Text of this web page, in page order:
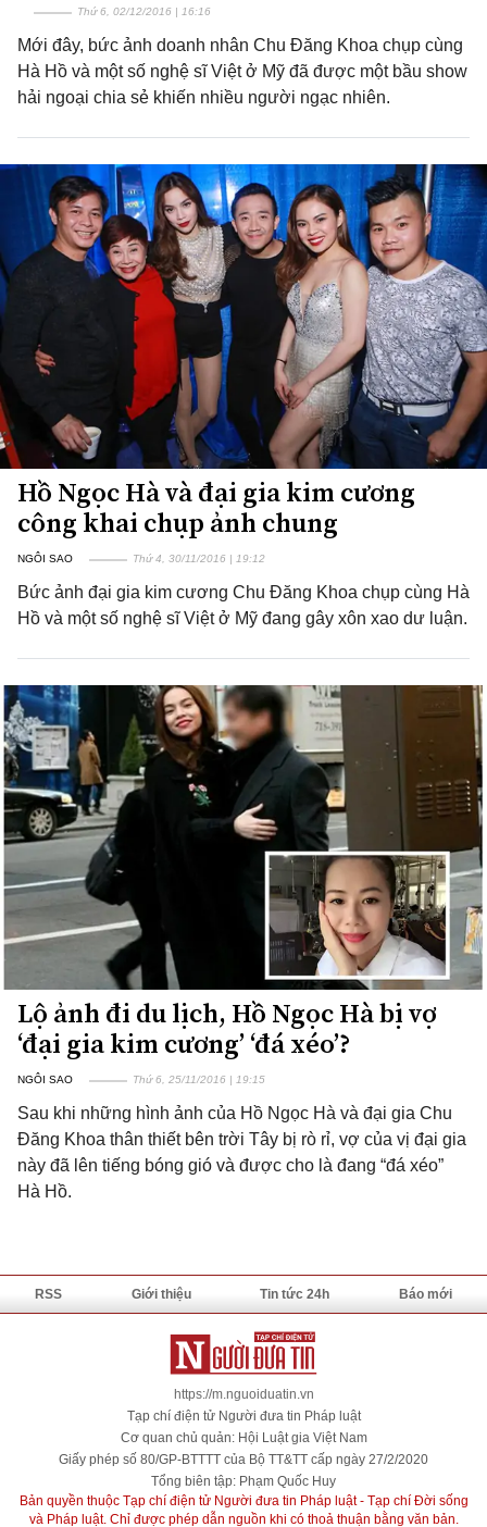
Thứ 6, 02/12/2016 | 16:16
Mới đây, bức ảnh doanh nhân Chu Đăng Khoa chụp cùng
Hà Hồ và một số nghệ sĩ Việt ở Mỹ đã được một bầu show
hải ngoại chia sẻ khiến nhiều người ngạc nhiên.
Hồ Ngọc Hà và đại gia kim cương
công khai chụp ảnh chung
NGÔI SAO Thứ 4, 30/11/2016 | 19:12
Bức ảnh đại gia kim cương Chu Đăng Khoa chụp cùng Hà
Hồ và một số nghệ sĩ Việt ở Mỹ đang gây xôn xao dư luận.
Lộ ảnh đi du lịch, Hồ Ngọc Hà bị vợ
‘đại gia kim cương’ ‘đá xéo’?
NGÔI SAO Thứ 6, 25/11/2016 | 19:15
Sau khi những hình ảnh của Hồ Ngọc Hà và đại gia Chu
Đăng Khoa thân thiết bên trời Tây bị rò rỉ, vợ của vị đại gia
này đã lên tiếng bóng gió và được cho là đang “đá xéo”
Hà Hồ.
RSS Giới thiệu Tin tức 24h Báo mới
https://m.nguoiduatin.vn
Tạp chí điện tử Người đưa tin Pháp luật
Cơ quan chủ quản: Hội Luật gia Việt Nam
Giấy phép số 80/GP-BTTTT của Bộ TT&TT cấp ngày 27/2/2020
Tổng biên tập: Phạm Quốc Huy
Bản quyền thuộc Tạp chí điện tử Người đưa tin Pháp luật - Tạp chí Đời sống
và Pháp luật. Chỉ được phép dẫn nguồn khi có thoả thuận bằng văn bản.